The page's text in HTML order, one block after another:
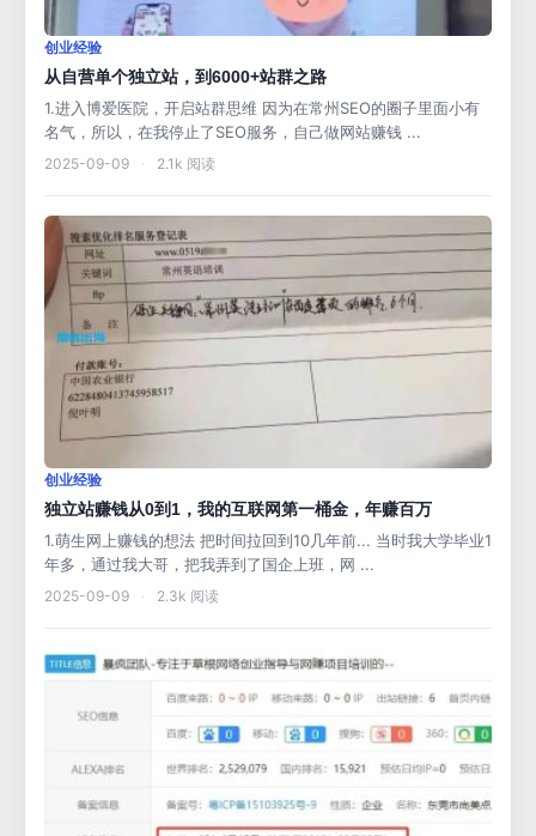
创业经验
从自营单个独立站，到6000+站群之路
1.进入博爱医院，开启站群思维 因为在常州SEO的圈子里面小有
名气，所以，在我停止了SEO服务，自己做网站赚钱 ...
2025-09-09 · 2.1k 阅读
创业经验
独立站赚钱从0到1，我的互联网第一桶金，年赚百万
1.萌生网上赚钱的想法 把时间拉回到10几年前... 当时我大学毕业1
年多，通过我大哥，把我弄到了国企上班，网 ...
2025-09-09 · 2.3k 阅读